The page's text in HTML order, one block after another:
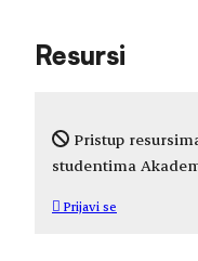
Resursi
Pristup
studentima
Prijavi se